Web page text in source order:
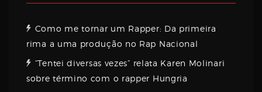
Como me tornar um Rapper: Da primeira
rima a uma produção no Rap Nacional
“Tentei diversas vezes” relata Karen Molinari
sobre término com o rapper Hungria